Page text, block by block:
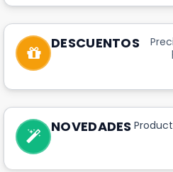
DESCUENTOS
NOVEDADES